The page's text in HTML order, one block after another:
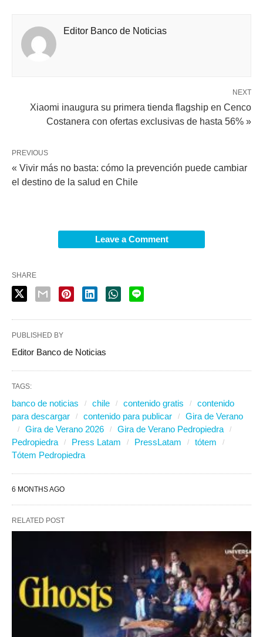
Editor Banco de Noticias
NEXT
Xiaomi inaugura su primera tienda flagship en Cenco
Costanera con ofertas exclusivas de hasta 56% »
PREVIOUS
« Vivir más no basta: cómo la prevención puede cambiar
el destino de la salud en Chile
Leave a Comment
SHARE
PUBLISHED BY
Editor Banco de Noticias
TAGS:
banco de noticias chile contenido gratis
contenido
para descargar
contenido para publicar
Gira de Verano
Gira de Verano 2026
Gira de Verano Pedropiedra
Pedropiedra
Press Latam PressLatam
tótem
Tótem Pedropiedra
6 MONTHS AGO
RELATED POST